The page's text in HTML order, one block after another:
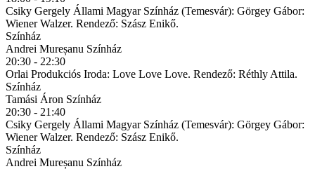
Csiky Gergely Állami Magyar Színház (Temesvár): Görgey Gábor:
Wiener Walzer. Rendező: Szász Enikő.
Színház
Andrei Mureșanu Színház
20:30 - 22:30
Orlai Produkciós Iroda: Love Love Love. Rendező: Réthly Attila.
Színház
Tamási Áron Színház
20:30 - 21:40
Csiky Gergely Állami Magyar Színház (Temesvár): Görgey Gábor:
Wiener Walzer. Rendező: Szász Enikő.
Színház
Andrei Mureșanu Színház